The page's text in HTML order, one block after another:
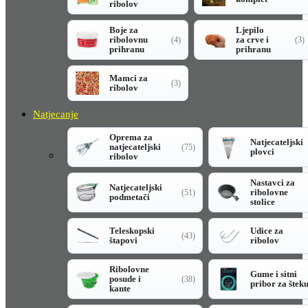
ribolov
Boje za
ribolovnu
prihranu
(4)
Ljepilo
za crve i
prihranu
(3)
Mamci za
ribolov
(3)
Natjecanje
Oprema za
natjecateljski
ribolov
(75)
Natjecateljski
plovci
Natjecateljski
podmetači
(51)
Nastavci za
ribolovne
stolice
Teleskopski
štapovi
(43)
Udice za
ribolov
Ribolovne
posude i
kante
(38)
Gume i sitni
pribor za šteku